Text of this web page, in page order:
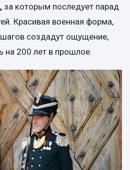
за которым последует парад
Красивая военная форма,
создадут ощущение,
на 200 лет в прошлое.